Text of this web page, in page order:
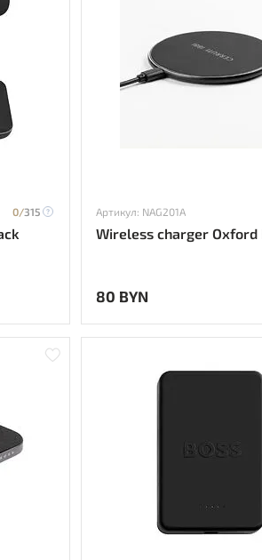
0/315 Артикул: NAG201A
Wireless charger Oxford
80 BYN